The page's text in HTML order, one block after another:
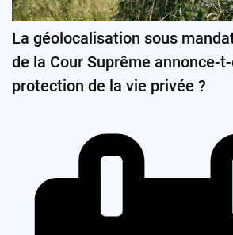
La géolocalisation sous
de la Cour Suprême annonce-
protection de la vie privée ?